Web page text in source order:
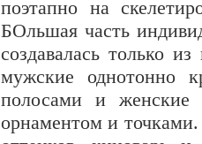
поэтапно на
БОльшая часть
создавалась только
мужские однотонно
полосами и женские
орнаментом и